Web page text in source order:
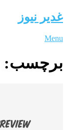
غدیر نیوز
Menu
برچسب: